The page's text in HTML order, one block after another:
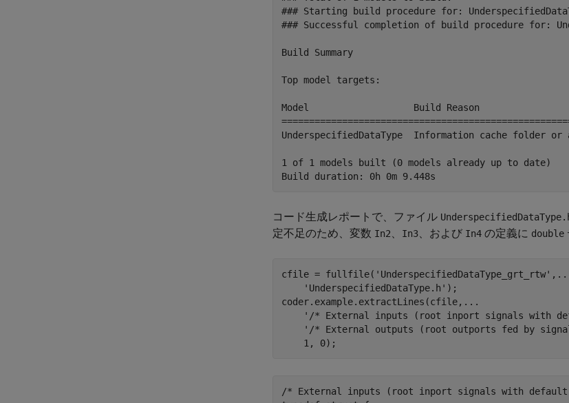
### Starting build procedure for:
### Successful completion of build procedure for:
Build Summary
Top model targets:
Model                   Build Reason
UnderspecifiedDataType  Information cache folder
1 of 1 models built (0 models already up to date)
コード生成レポートで、ファイル
定不足のため、変数 In2 In3 、および In4 の定義に double
cfile = fullfile( 'UnderspecifiedDataType_grt_rtw' ,
'UnderspecifiedDataType.h' );
coder.example.extractLines(cfile, ...
'/* External inputs (root inport signals with
'/* External outputs (root outports fed by
/* External inputs (root inport signals with